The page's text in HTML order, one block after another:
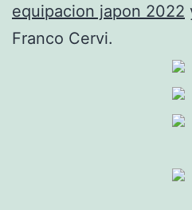
equipacion japon 2022
Franco Cervi.